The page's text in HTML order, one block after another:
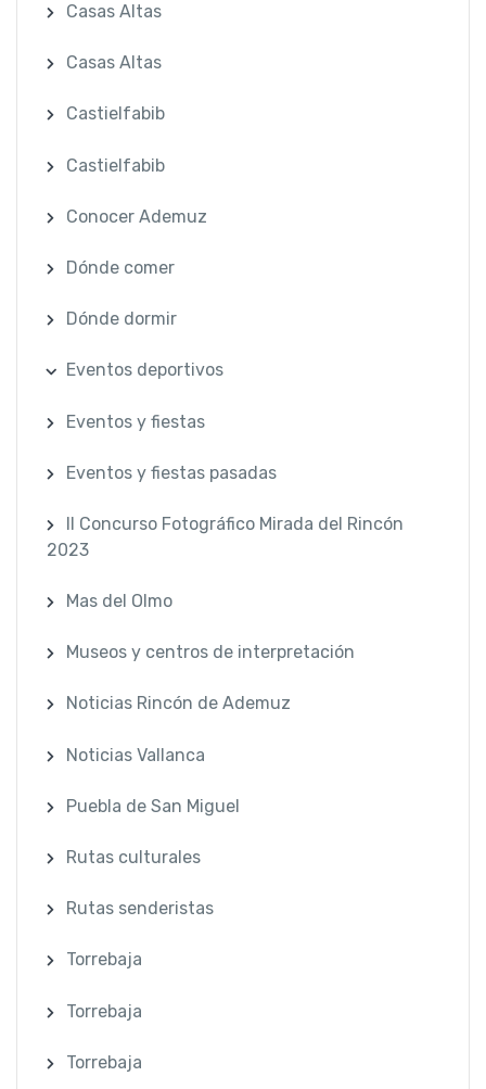
Casas Altas
Casas Altas
Castielfabib
Castielfabib
Conocer Ademuz
Dónde comer
Dónde dormir
Eventos deportivos
Eventos y fiestas
Eventos y fiestas pasadas
II Concurso Fotográfico Mirada del Rincón
2023
Mas del Olmo
Museos y centros de interpretación
Noticias Rincón de Ademuz
Noticias Vallanca
Puebla de San Miguel
Rutas culturales
Rutas senderistas
Torrebaja
Torrebaja
Torrebaja